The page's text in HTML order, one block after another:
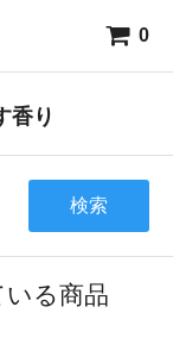
0
香り
検索
いる商品